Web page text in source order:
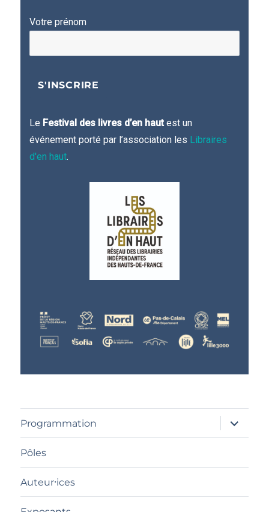
Votre prénom
Le Festival des livres d’en hautest un
événement porté par l’association les Libraires
d'en haut.
Programmation
ouvrir
le
sous-
Pôles
Auteur⸱ices